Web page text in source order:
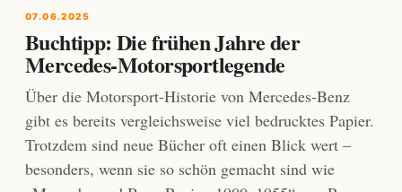
07.06.2025
Buchtipp: Die frühen Jahre der
Mercedes-Motorsportlegende
Über die Motorsport-Historie von Mercedes-Benz
gibt es bereits vergleichsweise viel bedrucktes Papier.
Trotzdem sind neue Bücher oft einen Blick wert –
besonders, wenn sie so schön gemacht sind wie